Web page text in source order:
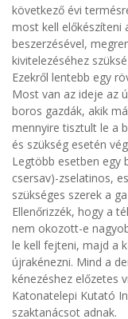
következő évi
most kell előkészíteni
beszerzésével,
kivitelezéséhez
Ezekről lentebb egy
Most van az ideje az
boros gazdák, akik
mennyire tisztult le a
és szükség esetén
Legtöbb esetben egy
csersav)-zselatinos,
szükséges szerek a
Ellenőrizzék, hogy a
nem okozott-e
le kell fejteni, majd a
újrakénezni. Mind a
kénezéshez előzetes
Katonatelepi Kutató
szaktanácsot adnak.